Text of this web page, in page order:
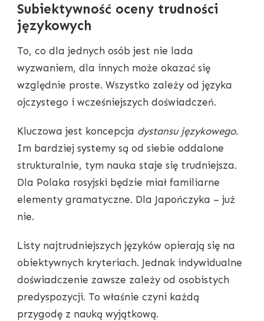
Subiektywność oceny trudności
językowych
To, co dla jednych osób jest nie lada
wyzwaniem, dla innych może okazać się
względnie proste. Wszystko zależy od języka
ojczystego i wcześniejszych doświadczeń.
Kluczowa jest koncepcja dystansu językowego.
Im bardziej systemy są od siebie oddalone
strukturalnie, tym nauka staje się trudniejsza.
Dla Polaka rosyjski będzie miał familiarne
elementy gramatyczne. Dla Japończyka – już
nie.
Listy najtrudniejszych języków opierają się na
obiektywnych kryteriach. Jednak indywidualne
doświadczenie zawsze zależy od osobistych
predyspozycji. To właśnie czyni każdą
przygodę z nauką wyjątkową.